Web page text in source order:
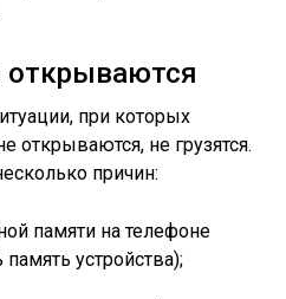
открываются
при которых
открываются, не грузятся.
причин:
памяти на телефоне
устройства);